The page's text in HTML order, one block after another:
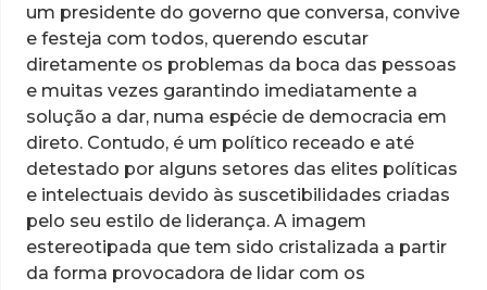
um presidente do governo que conversa, convive
e festeja com todos, querendo escutar
diretamente os problemas da boca das pessoas
e muitas vezes garantindo imediatamente a
solução a dar, numa espécie de democracia em
direto. Contudo, é um político receado e até
detestado por alguns setores das elites políticas
e intelectuais devido às suscetibilidades criadas
pelo seu estilo de liderança. A imagem
estereotipada que tem sido cristalizada a partir
da forma provocadora de lidar com os